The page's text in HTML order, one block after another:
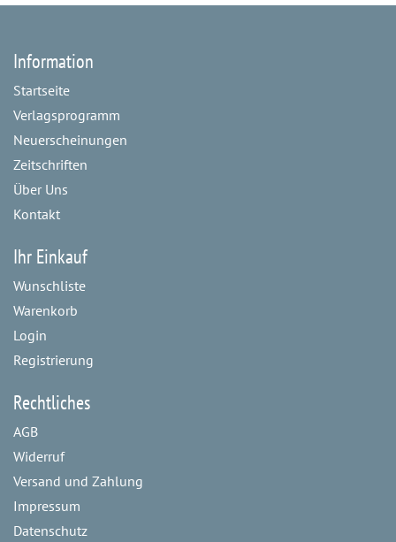
Information
Startseite
Verlagsprogramm
Neuerscheinungen
Zeitschriften
Über Uns
Kontakt
Ihr Einkauf
Wunschliste
Warenkorb
Login
Registrierung
Rechtliches
AGB
Widerruf
Versand und Zahlung
Impressum
Datenschutz